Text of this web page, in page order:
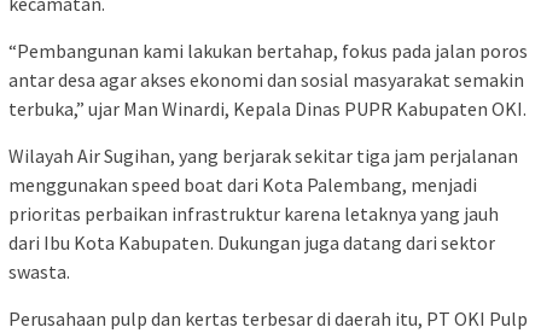
“Pembangunan kami lakukan bertahap, fokus pada jalan poros
antar desa agar akses ekonomi dan sosial masyarakat semakin
terbuka,” ujar Man Winardi, Kepala Dinas PUPR Kabupaten OKI.
Wilayah Air Sugihan, yang berjarak sekitar tiga jam perjalanan
menggunakan speed boat dari Kota Palembang, menjadi
prioritas perbaikan infrastruktur karena letaknya yang jauh
dari Ibu Kota Kabupaten. Dukungan juga datang dari sektor
swasta.
Perusahaan pulp dan kertas terbesar di daerah itu, PT OKI Pulp